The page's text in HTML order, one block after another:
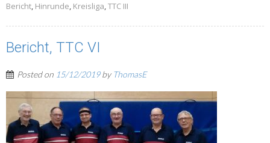
Bericht, Hinrunde, Kreisliga,TTC III
Bericht, TTC VI
Posted on 15/12/2019by ThomasE